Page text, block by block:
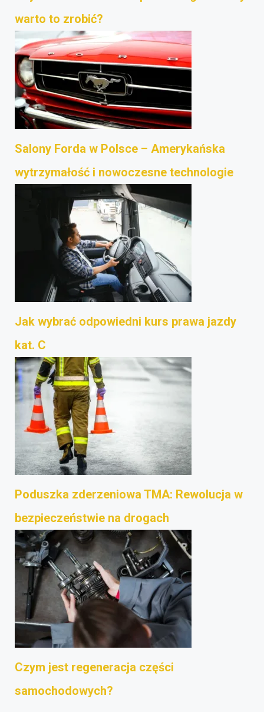
warto to zrobić?
Salony Forda w Polsce – Amerykańska
wytrzymałość i nowoczesne technologie
Jak wybrać odpowiedni kurs prawa jazdy
kat. C
Poduszka zderzeniowa TMA: Rewolucja w
bezpieczeństwie na drogach
Czym jest regeneracja części
samochodowych?